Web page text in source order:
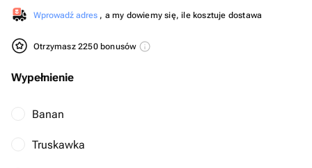
Wprowadź adres , a my dowiemy się, ile kosztuje dostawa
Otrzymasz 2250 bonusów
Wypełnienie
Banan
Truskawka